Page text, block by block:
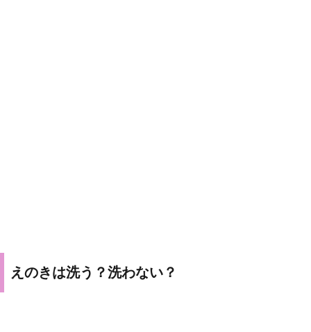
えのきは洗う？洗わない？